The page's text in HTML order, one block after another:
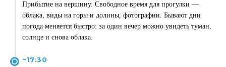
Прибытие на вершину. Свободное время для прогулки —
облака, виды на горы и долины, фотографии. Бывают дни
погода меняется быстро: за один вечер можно увидеть туман,
солнце и снова облака.
~17:30